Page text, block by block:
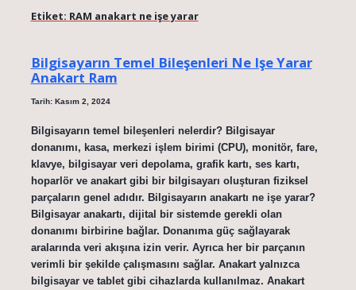
Etiket: RAM anakart ne işe yarar
Bilgisayarın Temel Bileşenleri Ne Işe Yarar
Anakart Ram
Tarih: Kasım 2, 2024
Bilgisayarın temel bileşenleri nelerdir? Bilgisayar
donanımı, kasa, merkezi işlem birimi (CPU), monitör, fare,
klavye, bilgisayar veri depolama, grafik kartı, ses kartı,
hoparlör ve anakart gibi bir bilgisayarı oluşturan fiziksel
parçaların genel adıdır. Bilgisayarın anakartı ne işe yarar?
Bilgisayar anakartı, dijital bir sistemde gerekli olan
donanımı birbirine bağlar. Donanıma güç sağlayarak
aralarında veri akışına izin verir. Ayrıca her bir parçanın
verimli bir şekilde çalışmasını sağlar. Anakart yalnızca
bilgisayar ve tablet gibi cihazlarda kullanılmaz. Anakart